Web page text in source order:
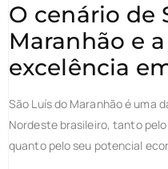
O cenário de
Maranhão e
excelência
São Luís do Maranhão é uma
Nordeste brasileiro, tanto
quanto pelo seu potencial